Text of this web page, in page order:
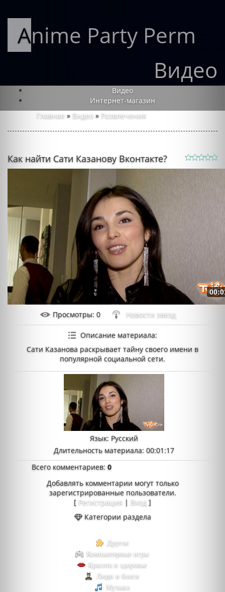
Anime Party Perm
Видео
Видео
Интернет-магазин
Главная » Видео » Развлечения
Как найти Сати Казанову Вконтакте?
Просмотры: 0 Новости звезд
Описание материала:
Сати Казанова раскрывает тайну своего имени в
популярной социальной сети.
Язык: Русский
Длительность материала: 00:01:17
Всего комментариев:0
Добавлять комментарии могут только
зарегистрированные пользователи.
[ Регистрация | Вход ]
Категории раздела
Другое
Компьютерные игры
Красота и здоровье
Люди и блоги
Музыка